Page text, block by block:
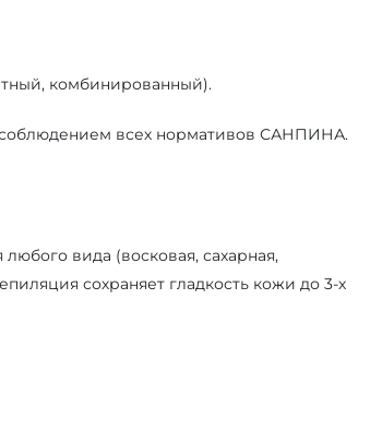
комбинированный).
соблюдением всех нормативов САНПИНА.
вида (восковая, сахарная,
сохраняет гладкость кожи до 3-х